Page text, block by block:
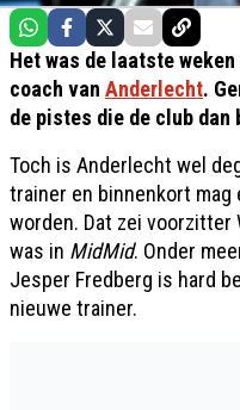
Het was de laatste
coach van Anderlecht.
de pistes die de club
Toch is Anderlecht wel
trainer en binnenkort
worden. Dat zei voorzitter
was in MidMid. Onder
Jesper Fredberg is hard
nieuwe trainer.